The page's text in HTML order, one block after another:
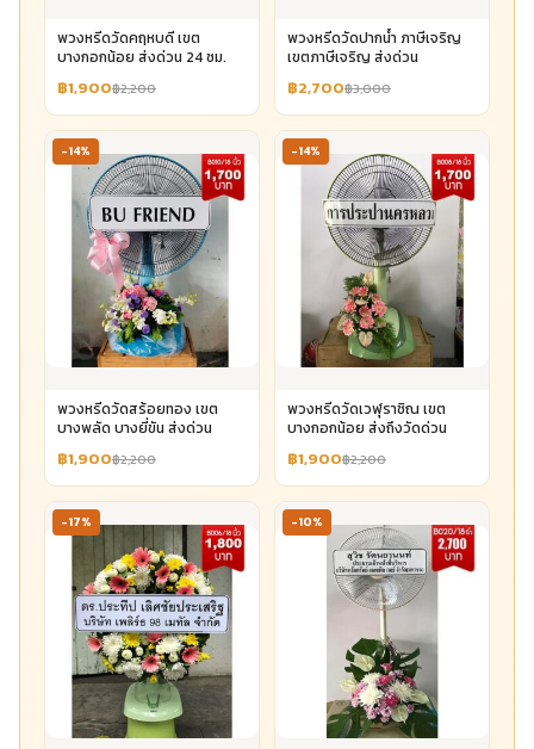
พวงหรีดวัดคฤหบดี เขต
บางกอกน้อย ส่งด่วน 24 ชม.
฿1,900฿2,200
พวงหรีดวัดปากน้ำ ภาษีเจริญ
เขตภาษีเจริญ ส่งด่วน
฿2,700฿3,000
-14%
พวงหรีดวัดสร้อยทอง เขต
บางพลัด บางยี่ขัน ส่งด่วน
฿1,900฿2,200
-14%
พวงหรีดวัดเวฬุราชิณ เขต
บางกอกน้อย ส่งถึงวัดด่วน
฿1,900฿2,200
-17% -10%